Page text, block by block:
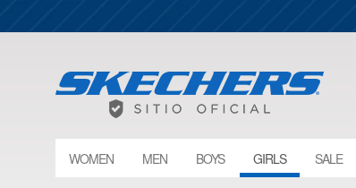
WOMEN MEN BOYS GIRLS SALE